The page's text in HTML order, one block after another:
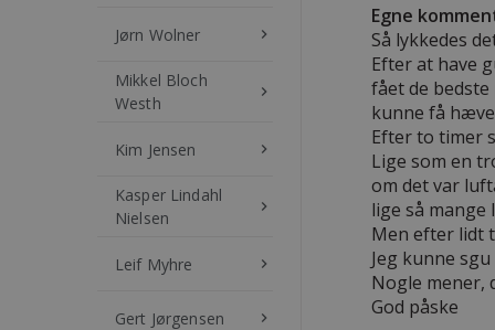
Jørn Wolner keyboard_arrow_right
Mikkel Bloch
Westh
keyboard_arrow_right
Kim Jensen keyboard_arrow_right
Kasper Lindahl
Nielsen
keyboard_arrow_right
Leif Myhre keyboard_arrow_right
Gert Jørgensen keyboard_arrow_right
Egne
Så lykkedes
Efter at have
fået de
kunne få
Efter to timer
Lige som en
om det var
lige så
Men efter lidt
Jeg kunne
Nogle mener,
God påske